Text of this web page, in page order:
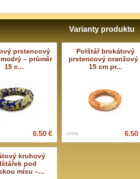
Varianty produktu
prstencový
– průměr
15 c...
6.50 €
Polštář brokátový
prstencový oranžový
15 cm pr...
cena 6.50
kruhový
pod
mísu –...